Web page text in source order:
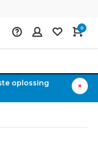
0
oplossing